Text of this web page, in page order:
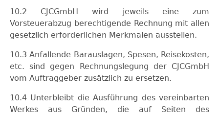
10.2 CJCGmbH wird jeweils eine zum
Vorsteuerabzug berechtigende Rechnung mit allen
gesetzlich erforderlichen Merkmalen ausstellen.
10.3 Anfallende Barauslagen, Spesen, Reisekosten,
etc. sind gegen Rechnungslegung der CJCGmbH
vom Auftraggeber zusätzlich zu ersetzen.
10.4 Unterbleibt die Ausführung des vereinbarten
Werkes aus Gründen, die auf Seiten des